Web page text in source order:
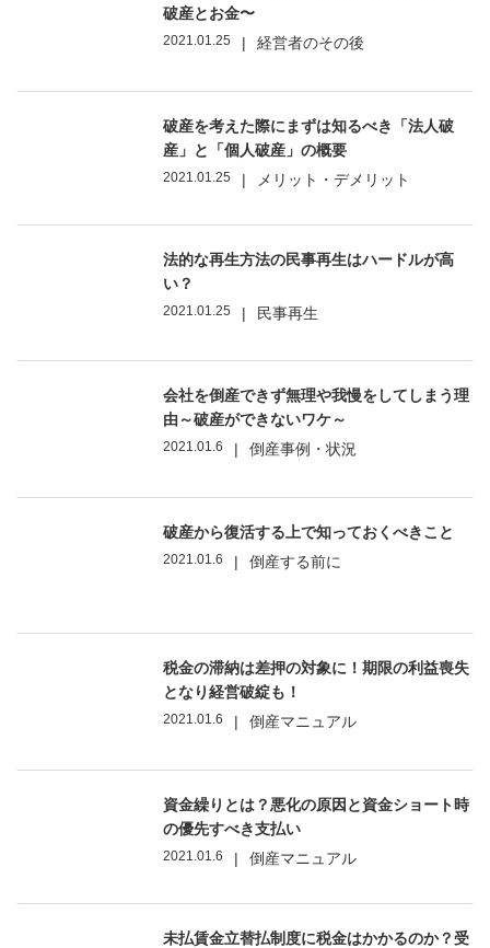
破産とお金〜
2021.01.25 | 経営者のその後
破産を考えた際にまずは知るべき「法人破
産」と「個人破産」の概要
2021.01.25 | メリット・デメリット
法的な再生方法の民事再生はハードルが高
い？
2021.01.25 | 民事再生
会社を倒産できず無理や我慢をしてしまう理
由～破産ができないワケ～
2021.01.6 | 倒産事例・状況
破産から復活する上で知っておくべきこと
2021.01.6 | 倒産する前に
税金の滞納は差押の対象に！期限の利益喪失
となり経営破綻も！
2021.01.6 | 倒産マニュアル
資金繰りとは？悪化の原因と資金ショート時
の優先すべき支払い
2021.01.6 | 倒産マニュアル
未払賃金立替払制度に税金はかかるのか？受